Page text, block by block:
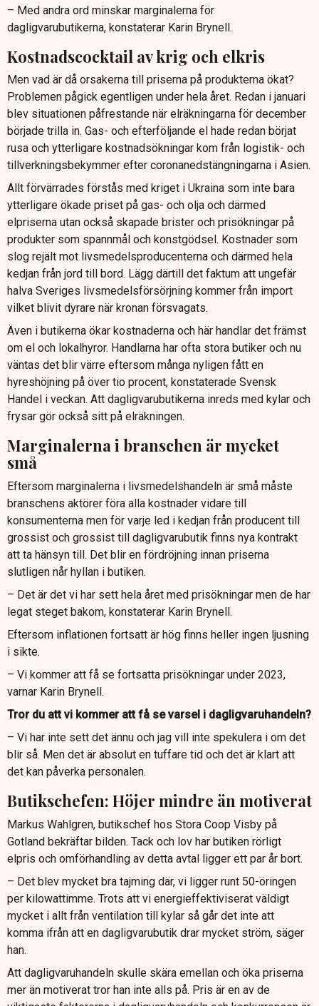
– Med andra ord minskar marginalerna för
dagligvarubutikerna, konstaterar Karin Brynell.
Kostnadscocktail av krig och elkris
Men vad är då orsakerna till priserna på produkterna ökat?
Problemen pågick egentligen under hela året. Redan i januari
blev situationen påfrestande när elräkningarna för december
började trilla in. Gas- och efterföljande el hade redan börjat
rusa och ytterligare kostnadsökningar kom från logistik- och
tillverkningsbekymmer efter coronanedstängningarna i Asien.
Allt förvärrades förstås med kriget i Ukraina som inte bara
ytterligare ökade priset på gas- och olja och därmed
elpriserna utan också skapade brister och prisökningar på
produkter som spannmål och konstgödsel. Kostnader som
slog rejält mot livsmedelsproducenterna och därmed hela
kedjan från jord till bord. Lägg därtill det faktum att ungefär
halva Sveriges livsmedelsförsörjning kommer från import
vilket blivit dyrare när kronan försvagats.
Även i butikerna ökar kostnaderna och här handlar det främst
om el och lokalhyror. Handlarna har ofta stora butiker och nu
väntas det blir värre eftersom många nyligen fått en
hyreshöjning på över tio procent, konstaterade Svensk
Handel i veckan. Att dagligvarubutikerna inreds med kylar och
frysar gör också sitt på elräkningen.
Marginalerna i branschen är mycket
små
Eftersom marginalerna i livsmedelshandeln är små måste
branschens aktörer föra alla kostnader vidare till
konsumenterna men för varje led i kedjan från producent till
grossist och grossist till dagligvarubutik finns nya kontrakt
att ta hänsyn till. Det blir en fördröjning innan priserna
slutligen når hyllan i butiken.
– Det är det vi har sett hela året med prisökningar men de har
legat steget bakom, konstaterar Karin Brynell.
Eftersom inflationen fortsatt är hög finns heller ingen ljusning
i sikte.
– Vi kommer att få se fortsatta prisökningar under 2023,
varnar Karin Brynell.
Tror du att vi kommer att få se varsel i dagligvaruhandeln?
– Vi har inte sett det ännu och jag vill inte spekulera i om det
blir så. Men det är absolut en tuffare tid och det är klart att
det kan påverka personalen.
Butikschefen: Höjer mindre än motiverat
Markus Wahlgren, butikschef hos Stora Coop Visby på
Gotland bekräftar bilden. Tack och lov har butiken rörligt
elpris och omförhandling av detta avtal ligger ett par år bort.
– Det blev mycket bra tajming där, vi ligger runt 50-öringen
per kilowattimme. Trots att vi energieffektiviserat väldigt
mycket i allt från ventilation till kylar så går det inte att
komma ifrån att en dagligvarubutik drar mycket ström, säger
han.
Att dagligvaruhandeln skulle skära emellan och öka priserna
mer än motiverat tror han inte alls på. Pris är en av de